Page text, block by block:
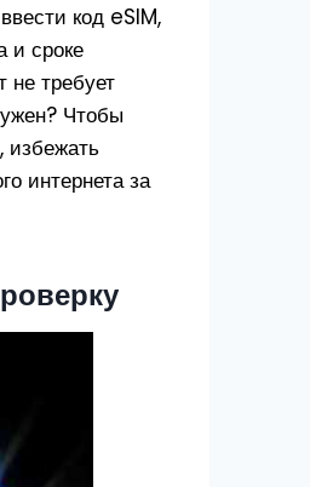
код eSIM,
и сроке
не требует
Чтобы
избежать
интернета за